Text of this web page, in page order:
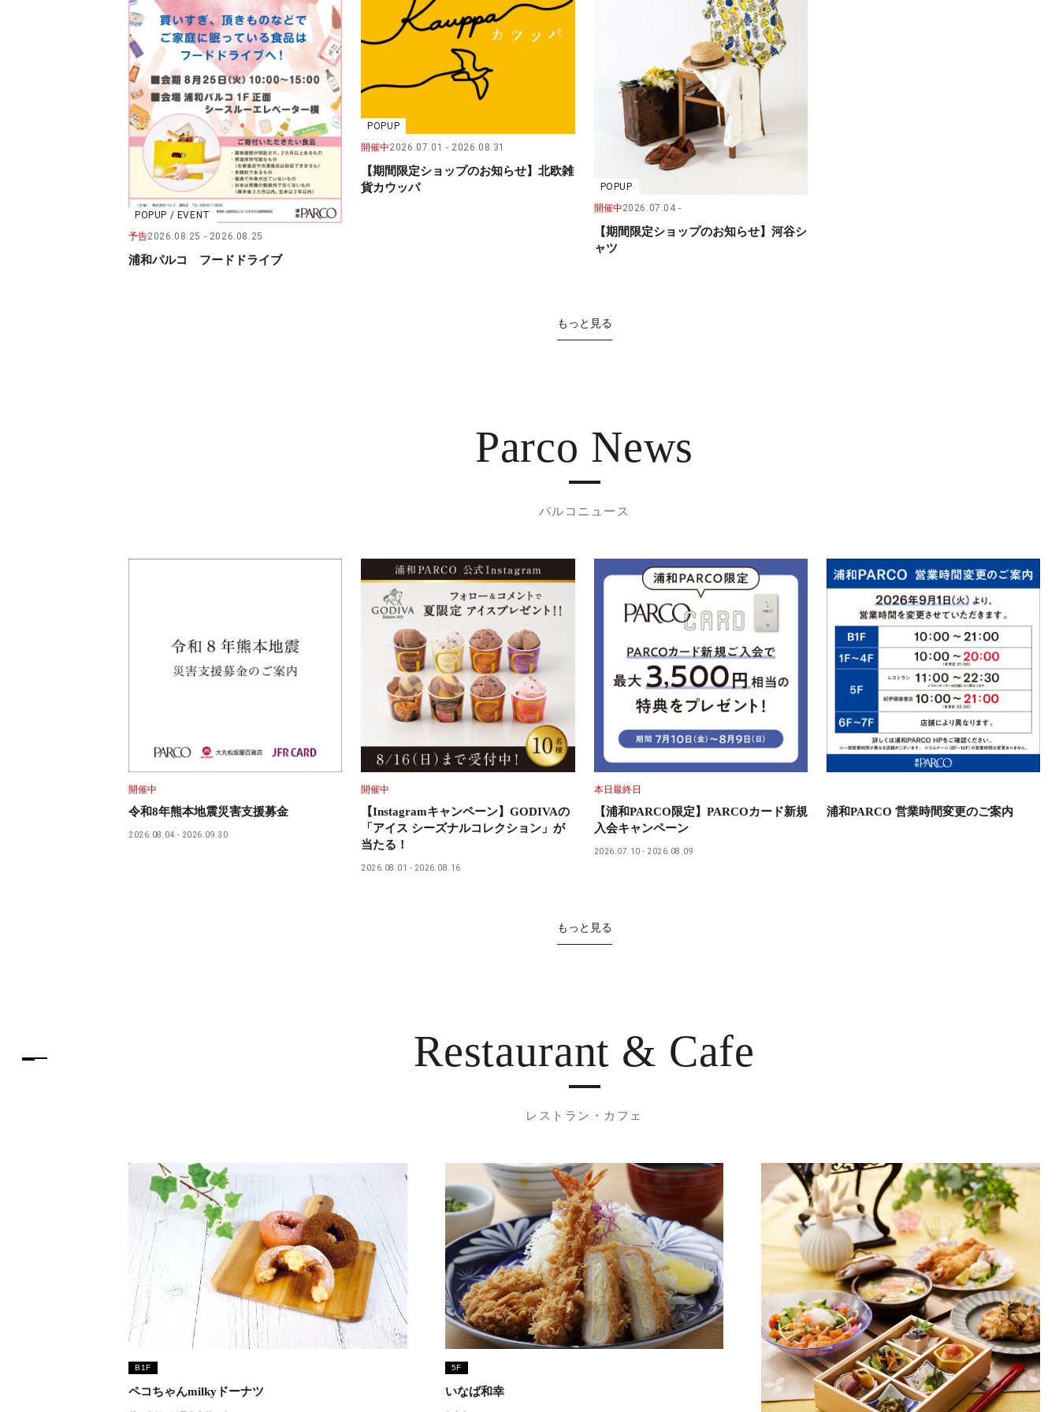
POPUP / EVENT
予告2026.08.25 2026.08.25
浦和パルコ フードドライブ
POPUP
開催中2026.07.01 2026.08.31
【期間限定ショップのお知らせ】北欧雑
貨カウッパ
POPUP
開催中2026.07.04
【期間限定ショップのお知らせ】河谷シ
ャツ
もっと見る
Parco News
パルコニュース
開催中
令和8年熊本地震災害支援募金
2026.08.04 2026.09.30
開催中
【Instagramキャンペーン】GODIVAの
「アイス シーズナルコレクション」が
当たる！
2026.08.01 2026.08.16
本日最終日
【浦和PARCO限定】PARCOカード新規
入会キャンペーン
2026.07.10 2026.08.09
浦和PARCO 営業時間変更のご案内
もっと見る
Restaurant & Cafe
レストラン・カフェ
B1F
ペコちゃんmilkyドーナツ
5F
いなば和幸